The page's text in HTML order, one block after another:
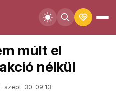
múlt el
nélkül
szept. 30. 09:13